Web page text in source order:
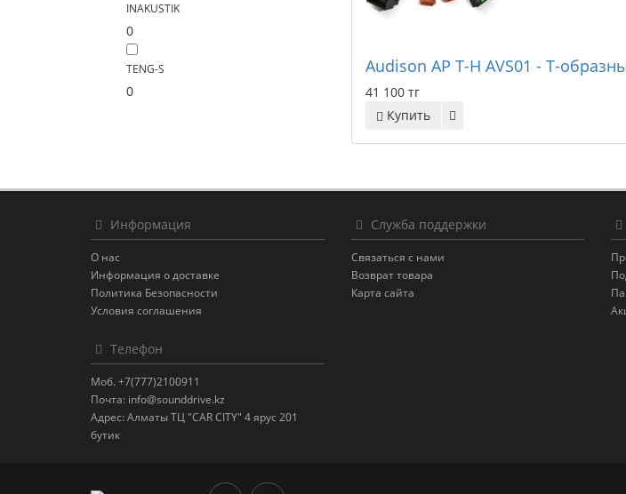
INAKUSTIK
0
TENG-S
0
Audison AP T-H AVS01 - T-
41 100 тг
Купить
Информация
О нас
Информация о доставке
Политика Безопасности
Условия соглашения
Служба поддержки
Связаться с нами
Возврат товара
Карта сайта
Телефон
Моб. +7(777)2100911
Почта: info@sounddrive.kz
Адрес: Алматы ТЦ "CAR CITY" 4 ярус 201
бутик